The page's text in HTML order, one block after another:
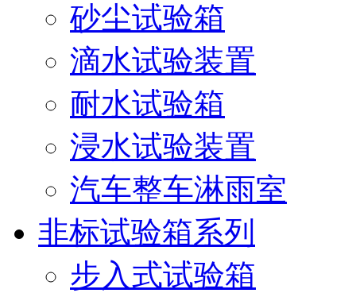
砂尘试验箱
滴水试验装置
耐水试验箱
浸水试验装置
汽车整车淋雨室
非标试验箱系列
步入式试验箱